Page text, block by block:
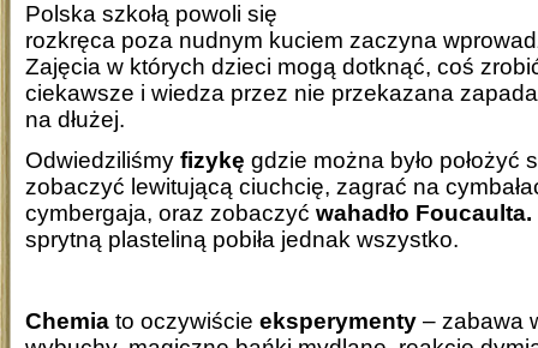
Polska szkołą powoli się
rozkręca poza nudnym kuciem zaczyna
Zajęcia w których dzieci mogą dotknąć, coś
ciekawsze i wiedza przez nie przekazana zapada
na dłużej.
Odwiedziliśmy fizykę gdzie można było położyć
zobaczyć lewitującą ciuchcię, zagrać na
cymbergaja, oraz zobaczyć wahadło Foucaulta.
sprytną plasteliną pobiła jednak wszystko.
Chemia to oczywiście eksperymenty – zabawa